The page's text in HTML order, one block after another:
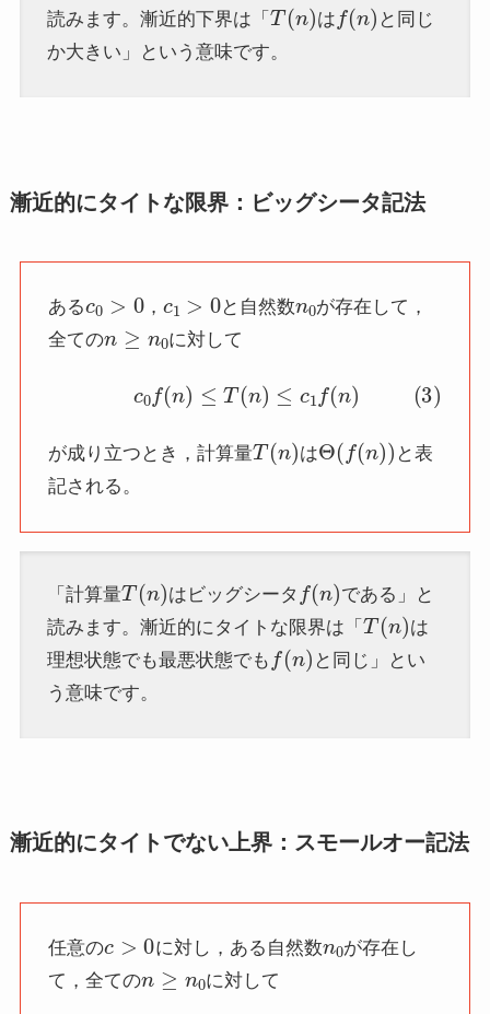
読みます。漸近的下界は「
T(n )
は
(n
と同じ
か大きい」という意味です。
漸近的にタイトな限界：ビッグシータ記法
ある ， と自然数
が存在して，
全ての
≥n
に対して
(3)c0 (n )≤T(n ≤ 1 (n)
が成り立つとき，計算量
T(n )
は
Θ (f (n )
と表
記される。
「計算量
T(n )
はビッグシータ
(n
である」と
読みます。漸近的にタイトな限界は「
T(n )
は
理想状態でも最悪状態でも
f(n
と同じ」とい
う意味です。
漸近的にタイトでない上界：スモールオー記法
任意の に対し，ある自然数
が存在し
て，全ての
≥n
に対して